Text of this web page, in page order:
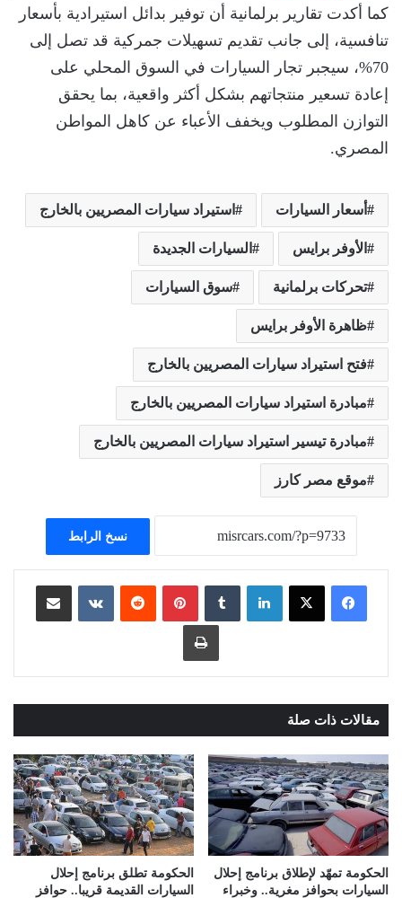
كما أكدت تقارير برلمانية أن توفير بدائل استيرادية بأسعار
تنافسية، إلى جانب تقديم تسهيلات جمركية قد تصل إلى
70%، سيجبر تجار السيارات في السوق المحلي على
إعادة تسعير منتجاتهم بشكل أكثر واقعية، بما يحقق
التوازن المطلوب ويخفف الأعباء عن كاهل المواطن
المصري.
أسعار السيارات استيراد سيارات المصريين بالخارج
الأوفر برايس السيارات الجديدة
تحركات برلمانية سوق السيارات
ظاهرة الأوفر برايس
فتح استيراد سيارات المصريين بالخارج
مبادرة استيراد سيارات المصريين بالخارج
مبادرة تيسير استيراد سيارات المصريين بالخارج
موقع مصر كارز
نسخ الرابط
لينكدإن ‏Tumblr بينتيريست
‏Reddit
‏VKontakte مشاركة عبر البريد
طباعة
مقالات ذات صلة
الحكومة تمهّد لإطلاق برنامج إحلال
السيارات بحوافز مغرية.. وخبراء
الحكومة تطلق برنامج إحلال
السيارات القديمة قريبا.. حوافز